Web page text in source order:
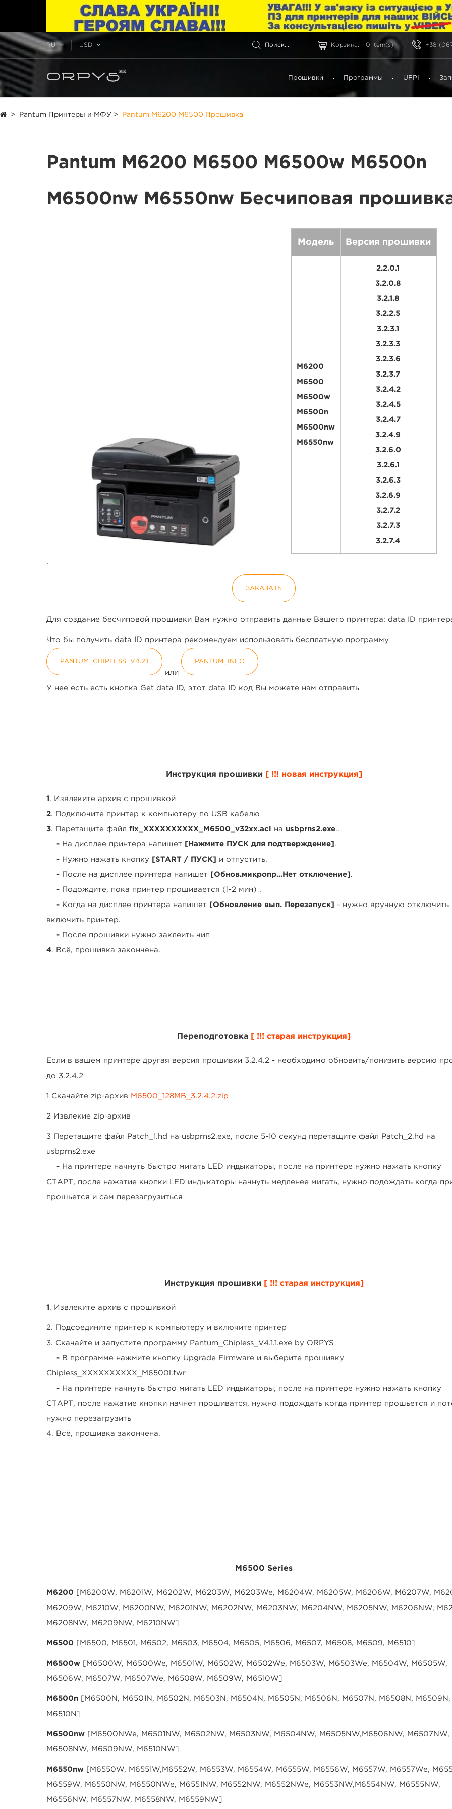
RU USD Корзина: - 0 item(s) +38
Прошивки Программы UFPI
> Pantum Принтеры и МФУ > Pantum M6200 M6500 Прошивка
Pantum M6200 M6500 M6500w M6500n
M6500nw M6550nw Бесчиповая
Модель Версия прошивки
M6200
M6500
M6500w
M6500n
M6500nw
M6550nw
2.2.0.1
3.2.0.8
3.2.1.8
3.2.2.5
3.2.3.1
3.2.3.3
3.2.3.6
3.2.3.7
3.2.4.2
3.2.4.5
3.2.4.7
3.2.4.9
3.2.6.0
3.2.6.1
3.2.6.3
3.2.6.9
3.2.7.2
3.2.7.3
3.2.7.4
.
ЗАКАЗАТЬ
Для создание бесчиповой прошивки Вам нужно отправить данные Вашего принтера: data ID
Что бы получить data ID принтера рекомендуем использовать бесплатную программу
PANTUM_CHIPLESS_V4.2.1
или
PANTUM_INFO
У нее есть есть кнопка Get data ID, этот data ID код Вы можете нам отправить
Инструкция прошивки [ !!! новая инструкция]
1 . Извлеките архив с прошивкой
2. Подключите принтер к компьютеру по USB кабелю
3. Перетащите файл fix_XXXXXXXXXX_M6500_v32xx.acl на usbprns2.exe..
- На дисплее принтера напишет [Нажмите ПУСК для подтверждение] .
- Нужно нажать кнопку [START / ПУСК] и отпустить.
- После на дисплее принтера напишет [Обнов.микропр...Нет отключение] .
- Подождите, пока принтер прошивается (1-2 мин) .
- Когда на дисплее принтера напишет [Обновление вып. Перезапуск] - нужно вручную отключить
включить принтер.
- После прошивки нужно заклеить чип
4. Всё, прошивка закончена.
Переподготовка [ !!! старая инструкция]
Если в вашем принтере другая версия прошивки 3.2.4.2 - необходимо обновить/понизить версию
до 3.2.4.2
1 Скачайте zip-архив M6500_128MB_3.2.4.2.zip
2 Извлекие zip-архив
3 Перетащите файл Patch_1.hd на usbprns2.exe, после 5-10 секунд перетащите файл Patch_2.hd на
usbprns2.exe
- На принтере начнуть быстро мигать LED индыкаторы, после на принтере нужно нажать кнопку
СТАРТ, после нажатие кнопки LED индыкаторы начнуть медленее мигать, нужно подождать когда
прошьется и сам перезагрузиться
Инструкция прошивки [ !!! старая инструкция]
1 . Извлеките архив с прошивкой
2. Подсоедините принтер к компьютеру и включите принтер
3. Скачайте и запустите программу Pantum_Chipless_V4.1.1.exe by ORPYS
- В программе нажмите кнопку Upgrade Firmware и выберите прошивку
Chipless_XXXXXXXXXX_M6500l.fwr
- На принтере начнуть быстро мигать LED индыкаторы, после на принтере нужно нажать кнопку
СТАРТ, после нажатие кнопки начнет прошиватся, нужно подождать когда принтер прошьется и
нужно перезагрузить
4. Всё, прошивка закончена.
M6500 Series
M6200 [M6200W, M6201W, M6202W, M6203W, M6203We, M6204W, M6205W, M6206W, M6207W,
M6209W, M6210W, M6200NW, M6201NW, M6202NW, M6203NW, M6204NW, M6205NW, M6206NW,
M6208NW, M6209NW, M6210NW]
M6500 [ M6500, M6501, M6502, M6503, M6504, M6505, M6506, M6507, M6508, M6509, M6510]
M6500w [M6500W, M6500We, M6501W, M6502W, M6502We, M6503W, M6503We, M6504W, M6505W,
M6506W, M6507W, M6507We, M6508W, M6509W, M6510W]
M6500n [ M6500N, M6501N, M6502N, M6503N, M6504N, M6505N, M6506N, M6507N, M6508N, M6509N,
M6510N ]
M6500nw [M6500NWe, M6501NW, M6502NW, M6503NW, M6504NW, M6505NW,M6506NW, M6507NW,
M6508NW, M6509NW, M6510NW]
M6550nw [M6550W, M6551W,M6552W, M6553W, M6554W, M6555W, M6556W, M6557W, M6557We,
M6559W, M6550NW, M6550NWe, M6551NW, M6552NW, M6552NWe, M6553NW,M6554NW, M6555NW,
M6556NW, M6557NW, M6558NW, M6559NW]